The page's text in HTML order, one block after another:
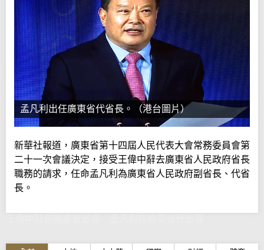
孟凡利出任廣東省代省長。（港台圖片）
新華社報道，廣東省第十四屆人民代表大會常務委員會第
二十一次會議決定，接受王偉中辭去廣東省人民政府省長
職務的請求，任命孟凡利為廣東省人民政府副省長、代省
長。